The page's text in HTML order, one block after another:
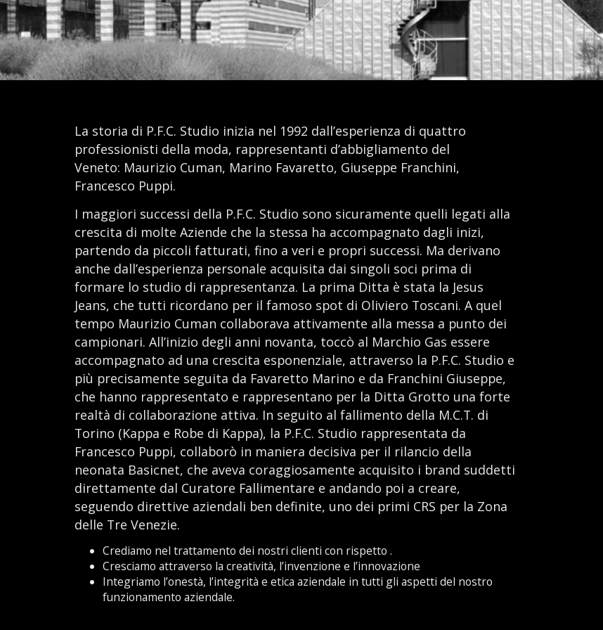
La storia di P.F.C. Studio inizia nel 1992 dall’esperienza di quattro
professionisti della moda, rappresentanti d’abbigliamento del
Veneto: Maurizio Cuman, Marino Favaretto, Giuseppe Franchini,
Francesco Puppi.
I maggiori successi della P.F.C. Studio sono sicuramente quelli legati alla
crescita di molte Aziende che la stessa ha accompagnato dagli inizi,
partendo da piccoli fatturati, fino a veri e propri successi. Ma derivano
anche dall’esperienza personale acquisita dai singoli soci prima di
formare lo studio di rappresentanza. La prima Ditta è stata la Jesus
Jeans, che tutti ricordano per il famoso spot di Oliviero Toscani. A quel
tempo Maurizio Cuman collaborava attivamente alla messa a punto dei
campionari. All’inizio degli anni novanta, toccò al Marchio Gas essere
accompagnato ad una crescita esponenziale, attraverso la P.F.C. Studio e
più precisamente seguita da Favaretto Marino e da Franchini Giuseppe,
che hanno rappresentato e rappresentano per la Ditta Grotto una forte
realtà di collaborazione attiva. In seguito al fallimento della M.C.T. di
Torino (Kappa e Robe di Kappa), la P.F.C. Studio rappresentata da
Francesco Puppi, collaborò in maniera decisiva per il rilancio della
neonata Basicnet, che aveva coraggiosamente acquisito i brand suddetti
direttamente dal Curatore Fallimentare e andando poi a creare,
seguendo direttive aziendali ben definite, uno dei primi CRS per la Zona
delle Tre Venezie.
Crediamo nel trattamento dei nostri clienti con rispetto .
Cresciamo attraverso la creatività, l’invenzione e l’innovazione
Integriamo l’onestà, l’integrità e etica aziendale in tutti gli aspetti del nostro
funzionamento aziendale.